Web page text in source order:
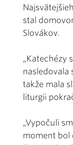
stal
Slovákov.
„Katechézy
nasledovala
takže mala
liturgii
„Vypočuli
moment bol